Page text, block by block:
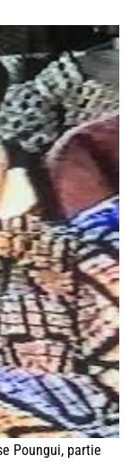
Poungui, partie